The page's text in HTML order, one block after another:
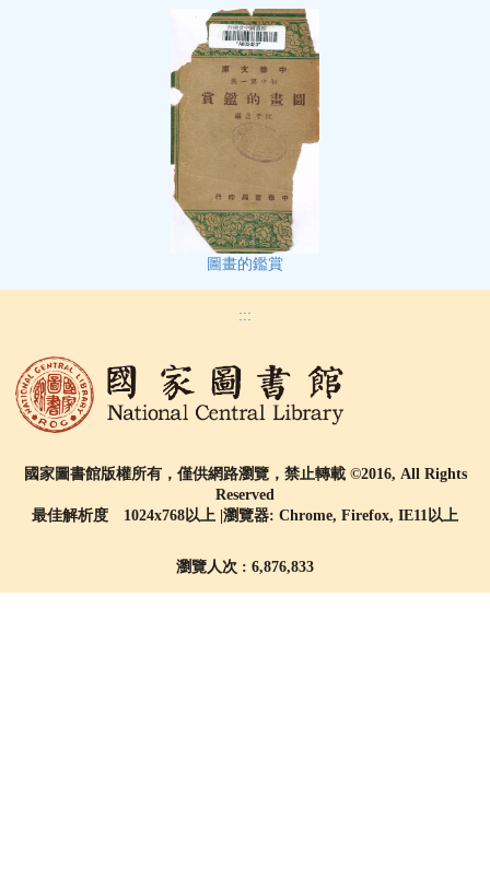
圖畫的鑑賞
:::
國家圖書館版權所有，僅供網路瀏覽，禁止轉載 ©2016, All Rights
Reserved
最佳解析度 1024x768以上 |瀏覽器: Chrome, Firefox, IE11以上
瀏覽人次 : 6,876,833